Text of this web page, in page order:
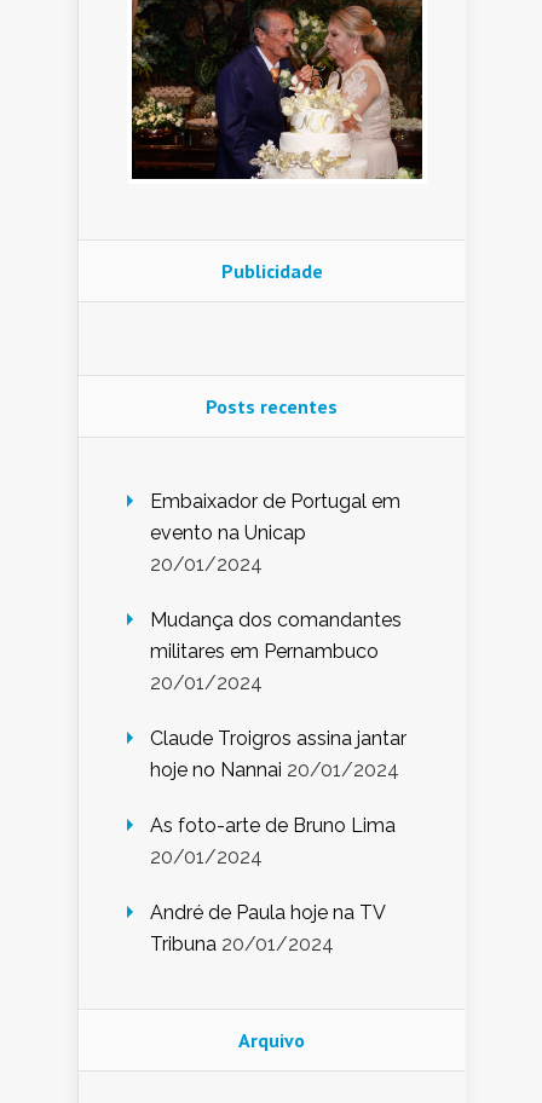
Publicidade
Posts recentes
Embaixador de Portugal em
evento na Unicap
20/01/2024
Mudança dos comandantes
militares em Pernambuco
20/01/2024
Claude Troigros assina jantar
hoje no Nannai 20/01/2024
As foto-arte de Bruno Lima
20/01/2024
André de Paula hoje na TV
Tribuna 20/01/2024
Arquivo